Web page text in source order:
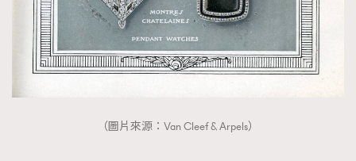
（圖片來源：Van Cleef & Arpels）